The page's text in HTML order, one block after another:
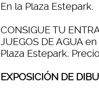
En la Plaza Estepark.
CONSIGUE TU
JUEGOS DE AGUA
Plaza Estepark.
EXPOSICIÓN DE